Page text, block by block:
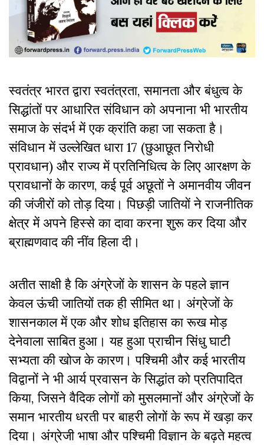
स्वतंत्र भारत द्वारा स्वतंत्रता,समानता और बंधुत्व के
सिद्धांतों पर आधारित संविधान को अपनाना भी भारतीय
समाज के संदर्भ में एक क्रांति कहा जा सकता है।
संविधान में उल्लेखित धारा 17 (छुआछूत निरोधी
प्रावधान) और राज्य में प्रतिनिधित्व के लिए आरक्षण के
प्रावधानों के कारण,कई पूर्व अछूतों ने अमानवीय जीवन
की जंजीरों को तोड़ दिया। पिछड़ी जातियों ने राजनीतिक
क्षेत्र में अपने हिस्से का दावा करना शुरू कर दिया और
ब्राह्मणवाद की नींव हिला दी।
अतीत साक्षी है कि अंग्रेजों के शासन के पहले ज्ञान
केवल ऊंची जातियों तक ही सीमित था। अंग्रेजों के
शासनकाल में एक और शोध इतिहास का रूख मोड़
देनेवाला साबित हुआ। यह हुआ प्राचीन सिंधु घाटी
सभ्यता की खोज के कारण। पश्चिमी और कई भारतीय
विद्वानों ने भी आर्य प्रवासन के सिद्धांत को प्रतिपादित
किया,जिसने वैदिक लोगों को मुसलमानों और अंग्रेजों के
समान भारतीय धरती पर बाहरी लोगों के रूप में खड़ा कर
दिया। अंग्रेजी भाषा और पश्चिमी विज्ञान के बढ़ते महत्व